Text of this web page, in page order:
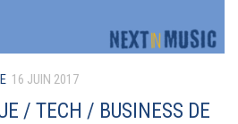
16 JUIN 2017
/ TECH / BUSINESS DE